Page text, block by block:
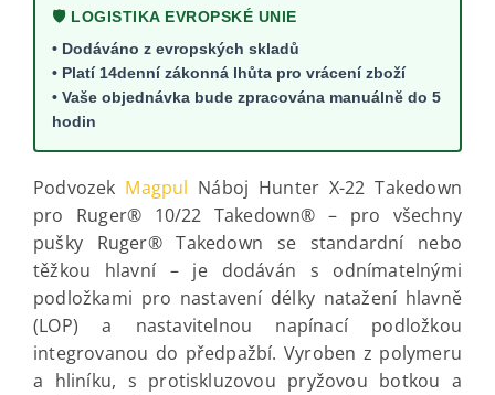
🛡️ LOGISTIKA EVROPSKÉ UNIE
• Dodáváno z evropských skladů
• Platí 14denní zákonná lhůta pro vrácení zboží
• Vaše objednávka bude zpracována manuálně do 5
hodin
Podvozek Magpul Náboj Hunter X-22 Takedown
pro Ruger® 10/22 Takedown® – pro všechny
pušky Ruger® Takedown se standardní nebo
těžkou hlavní – je dodáván s odnímatelnými
podložkami pro nastavení délky natažení hlavně
(LOP) a nastavitelnou napínací podložkou
integrovanou do předpažbí. Vyroben z polymeru
a hliníku, s protiskluzovou pryžovou botkou a